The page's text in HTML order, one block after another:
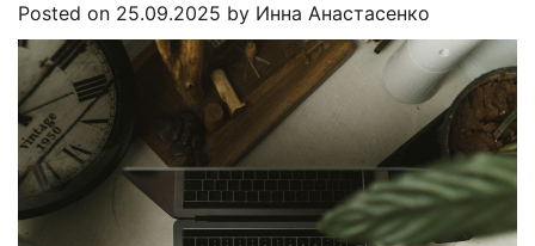
Posted on 25.09.2025 by Инна Анастасенко